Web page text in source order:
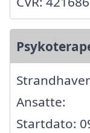
Ansatte:
Startdato: